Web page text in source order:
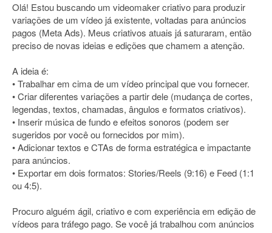
Olá! Estou buscando um videomaker criativo para produzir
variações de um vídeo já existente, voltadas para anúncios
pagos (Meta Ads). Meus criativos atuais já saturaram, então
preciso de novas ideias e edições que chamem a atenção.
A ideia é:
• Trabalhar em cima de um vídeo principal que vou fornecer.
• Criar diferentes variações a partir dele (mudança de cortes,
legendas, textos, chamadas, ângulos e formatos criativos).
• Inserir música de fundo e efeitos sonoros (podem ser
sugeridos por você ou fornecidos por mim).
• Adicionar textos e CTAs de forma estratégica e impactante
para anúncios.
• Exportar em dois formatos: Stories/Reels (9:16) e Feed (1:1
ou 4:5).
Procuro alguém ágil, criativo e com experiência em edição de
vídeos para tráfego pago. Se você já trabalhou com anúncios